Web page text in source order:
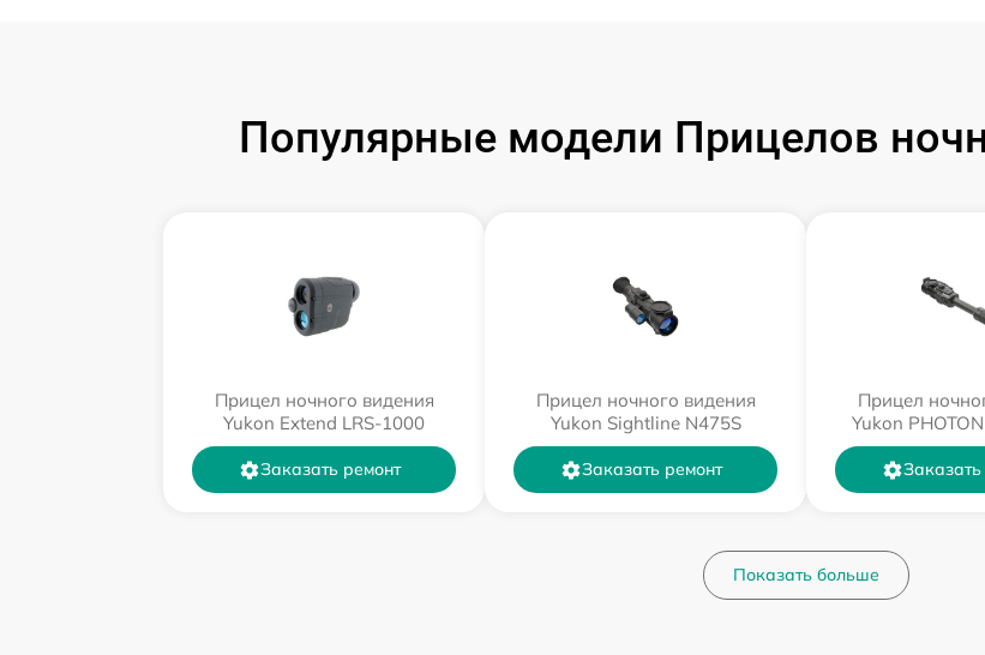
Популярные модели Прицелов
Прицел ночного видения
Yukon Extend LRS-1000
Заказать ремонт
Прицел ночного видения
Yukon Sightline N475S
Заказать ремонт
Прицел
Yukon
Показать больше